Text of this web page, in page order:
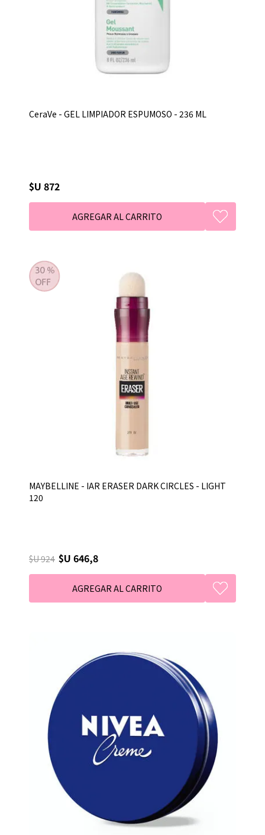
CeraVe - GEL LIMPIADOR ESPUMOSO - 236 ML
$U 872
MAYBELLINE - IAR ERASER DARK CIRCLES - LIGHT
120
$U 924 $U 646,8